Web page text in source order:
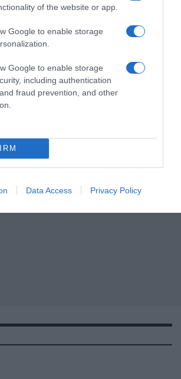
of the website or app.
Google to enable storage
Google to enable storage
including authentication
fraud prevention, and other
Data Access Privacy Policy